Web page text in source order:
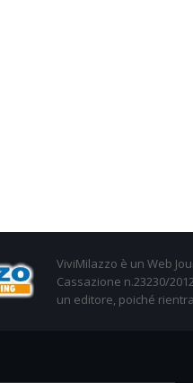
ViviMilazzo è un Web
Cassazione n.23230/
un editore, poiché